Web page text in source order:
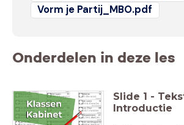
Vorm je Partij_MBO.pdf
Onderdelen in deze les
Slide 1 -
Introductie